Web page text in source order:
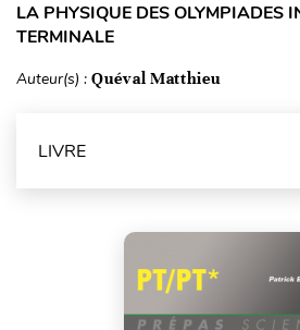
LA PHYSIQUE DES OLYMPIADES
TERMINALE
Auteur(s) : Quéval Matthieu
LIVRE